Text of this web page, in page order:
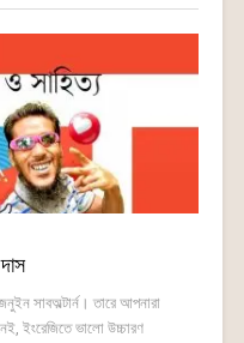
সাবঅল্টার্ন। তারে আপনারা
ইংরেজিতে ভালো উচ্চারণ